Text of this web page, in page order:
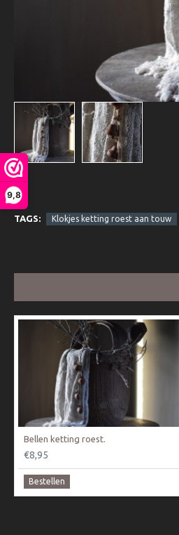
9,8
TAGS: Klokjes ketting roest aan touw
Bellen ketting roest.
€8,95
Bestellen